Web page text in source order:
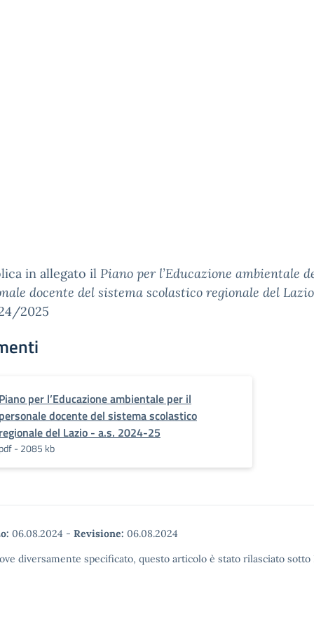
in allegato il Piano per l’Educazione ambientale
docente del sistema scolastico regionale del Lazio
2025
per l’Educazione ambientale per il
docente del sistema scolastico
del Lazio - a.s. 2024-25
- 2085 kb
06.08.2024 - Revisione: 06.08.2024
diversamente specificato, questo articolo è stato rilasciato